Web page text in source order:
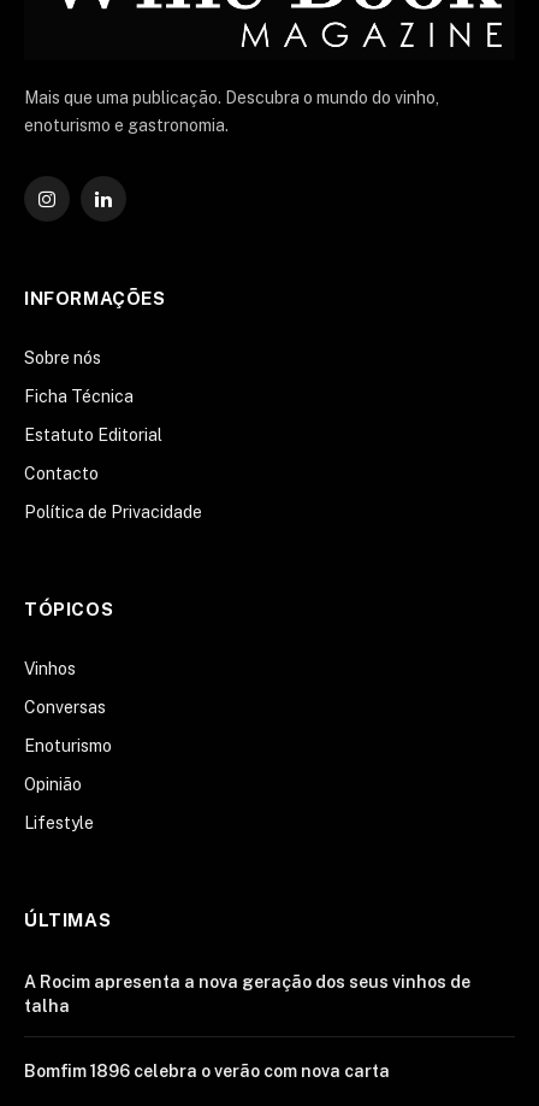
Mais que uma publicação. Descubra o mundo do vinho,
enoturismo e gastronomia.
Instagram
O
INFORMAÇÕES
Sobre nós
Ficha Técnica
Estatuto Editorial
Contacto
Política de Privacidade
TÓPICOS
Vinhos
Conversas
Enoturismo
Opinião
Lifestyle
ÚLTIMAS
A Rocim apresenta a nova geração dos seus vinhos de
talha
Bomfim 1896 celebra o verão com nova carta